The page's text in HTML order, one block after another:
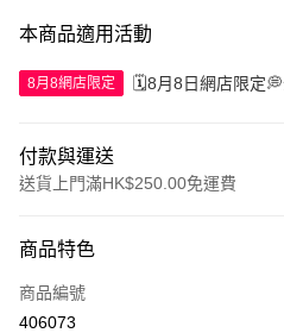
本商品適用活動
8月8網店限定 🗓️8月8日網店限定
付款與運送
送貨上門滿HK$250.00免運費
信用卡
Apple Pay
商品特色
商品編號
406073